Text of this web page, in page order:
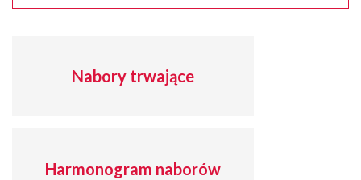
Nabory trwające
Harmonogram naborów